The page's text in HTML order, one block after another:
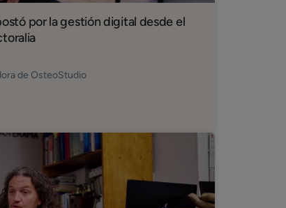
por la gestión digital desde el
de OsteoStudio